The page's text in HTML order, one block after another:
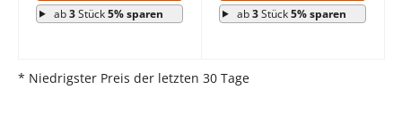
ab3Stück5% sparen ab3Stück5% sparen
* Niedrigster Preis der letzten 30 Tage